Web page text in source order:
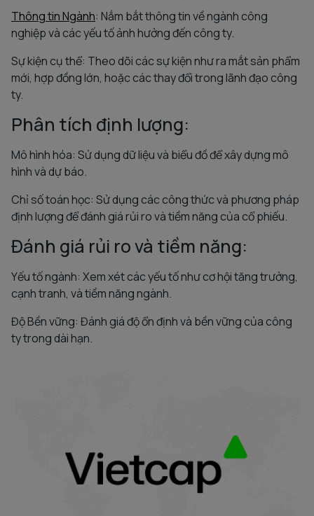
Thông tin Ngành: Nắm bắt thông tin về ngành công
nghiệp và các yếu tố ảnh hưởng đến công ty.
Sự kiện cụ thể: Theo dõi các sự kiện như ra mắt sản phẩm
mới, hợp đồng lớn, hoặc các thay đổi trong lãnh đạo công
ty.
Phân tích định lượng:
Mô hình hóa: Sử dụng dữ liệu và biểu đồ để xây dựng mô
hình và dự báo.
Chỉ số toán học: Sử dụng các công thức và phương pháp
định lượng để đánh giá rủi ro và tiềm năng của cổ phiếu.
Đánh giá rủi ro và tiềm năng:
Yếu tố ngành: Xem xét các yếu tố như cơ hội tăng trưởng,
cạnh tranh, và tiềm năng ngành.
Độ Bền vững: Đánh giá độ ổn định và bền vững của công
ty trong dài hạn.